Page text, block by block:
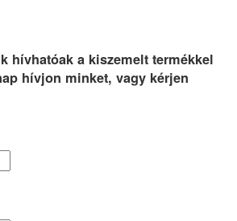
hívhatóak a kiszemelt termékkel
hívjon minket, vagy kérjen